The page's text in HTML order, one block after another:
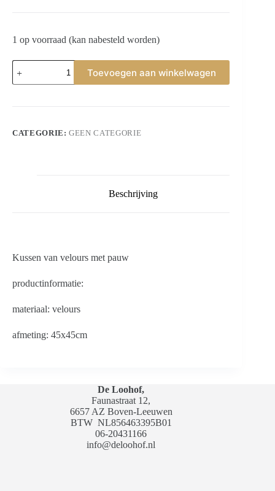
1 op voorraad (kan nabesteld worden)
kussen
45x45cm
aantal
Toevoegen aan winkelwagen
CATEGORIE:GEEN CATEGORIE
Beschrijving
Kussen van velours met pauw
productinformatie:
materiaal: velours
afmeting: 45x45cm
De Loohof,
Faunastraat 12,
6657 AZ Boven-Leeuwen
BTW NL856463395B01
06-20431166
info@deloohof.nl